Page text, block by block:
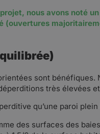
nous avons noté
(ouvertures
sont
très élevées
qu’une paroi plein
des surfaces des